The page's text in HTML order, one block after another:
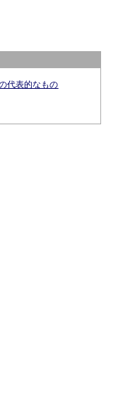
代表的なもの